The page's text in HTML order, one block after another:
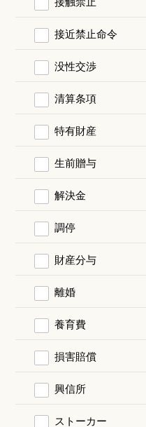
接近禁止命令
没性交渉
清算条項
特有財産
生前贈与
解決金
調停
財産分与
離婚
養育費
損害賠償
興信所
ストーカー